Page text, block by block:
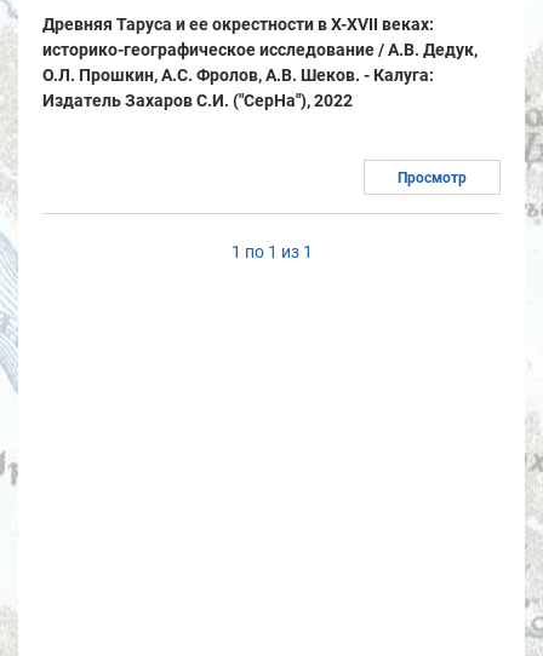
Древняя Таруса и ее окрестности в X-XVII веках:
историко-географическое исследование / А.В. Дедук,
О.Л. Прошкин, А.С. Фролов, А.В. Шеков. - Калуга:
Издатель Захаров С.И. ("СерНа"), 2022
Просмотр
1 по 1 из 1